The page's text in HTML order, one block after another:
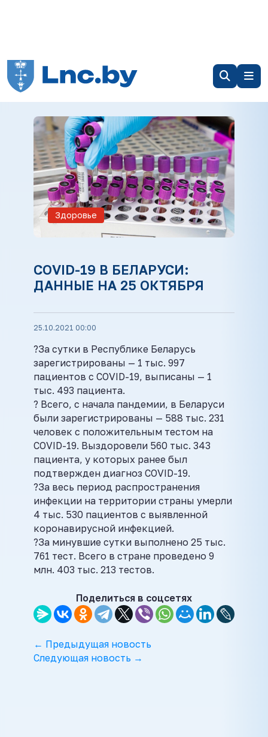
Здоровье
COVID-19 В БЕЛАРУСИ:
ДАННЫЕ НА 25 ОКТЯБРЯ
25.10.2021 00:00
?За сутки в Республике Беларусь
зарегистрированы — 1 тыс. 997
пациентов с COVID-19, выписаны — 1
тыс. 493 пациента.
? Всего, с начала пандемии, в Беларуси
были зарегистрированы — 588 тыс. 231
человек с положительным тестом на
COVID-19. Выздоровели 560 тыс. 343
пациента, у которых ранее был
подтвержден диагноз COVID-19.
?За весь период распространения
инфекции на территории страны умерли
4 тыс. 530 пациентов с выявленной
коронавирусной инфекцией.
?За минувшие сутки выполнено 25 тыс.
761 тест. Всего в стране проведено 9
млн. 403 тыс. 213 тестов.
Поделиться в соцсетях
← Предыдущая новость
Следующая новость →